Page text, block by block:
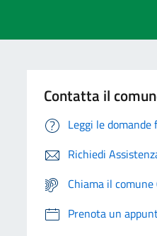
Contatta il
Leggi le
Richiedi
Chiama il
Prenota un